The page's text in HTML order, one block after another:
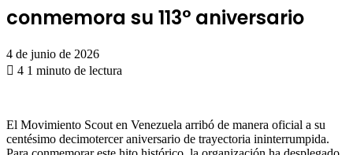
conmemora su 113° aniversario
4 de junio de 2026
4 1 minuto de lectura
El Movimiento Scout en Venezuela arribó de manera oficial a su
centésimo decimotercer aniversario de trayectoria ininterrumpida.